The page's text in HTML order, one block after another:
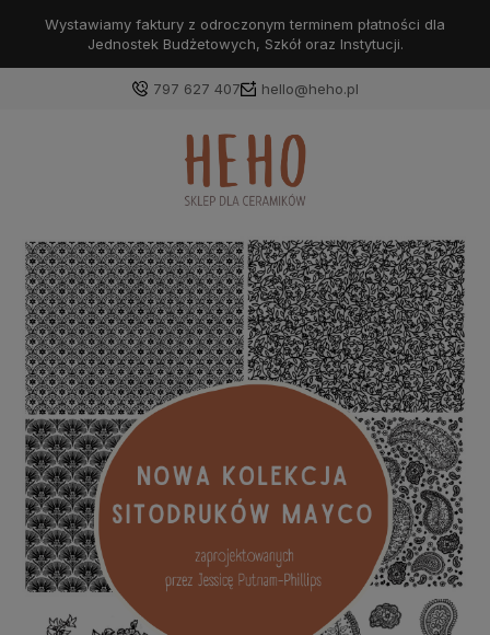
Wystawiamy faktury z odroczonym terminem płatności dla
Jednostek Budżetowych, Szkół oraz Instytucji.
797 627 407 hello@heho.pl
Zaloguj się
Załóż konto
Wybierz coś dla siebie z naszej aktualnej oferty lub
zaloguj się, aby przywrócić dodane produkty do listy